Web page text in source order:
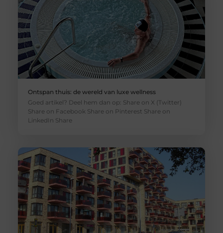
Ontspan thuis: de wereld van luxe wellness
Goed artikel? Deel hem dan op: Share on X (Twitter)
Share on Facebook Share on Pinterest Share on
LinkedIn Share